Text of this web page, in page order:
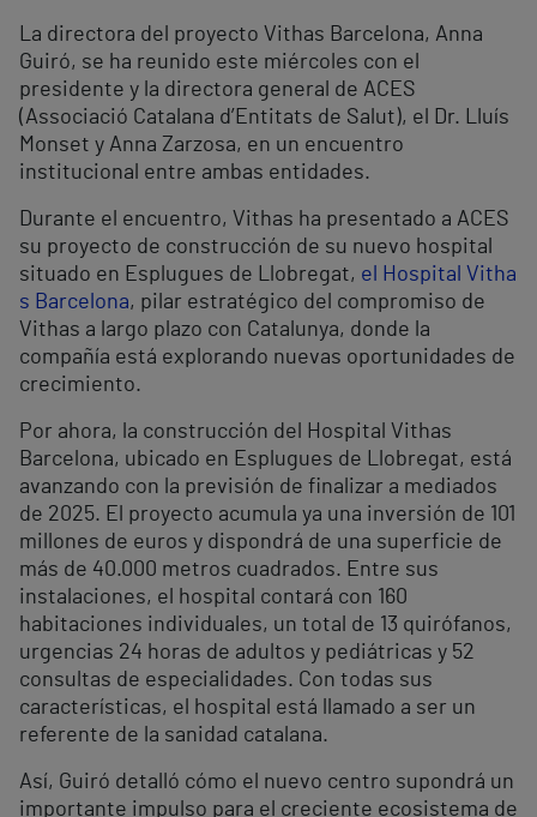
La directora del proyecto Vithas Barcelona, Anna
Guiró, se ha reunido este miércoles con el
presidente y la directora general de ACES
(Associació Catalana d’Entitats de Salut), el Dr. Lluís
Monset y Anna Zarzosa, en un encuentro
institucional entre ambas entidades.
Durante el encuentro, Vithas ha presentado a ACES
su proyecto de construcción de su nuevo hospital
situado en Esplugues de Llobregat, el Hospital Vitha
s Barcelona, pilar estratégico del compromiso de
Vithas a largo plazo con Catalunya, donde la
compañía está explorando nuevas oportunidades de
crecimiento.
Por ahora, la construcción del Hospital Vithas
Barcelona, ubicado en Esplugues de Llobregat, está
avanzando con la previsión de finalizar a mediados
de 2025. El proyecto acumula ya una inversión de 101
millones de euros y dispondrá de una superficie de
más de 40.000 metros cuadrados. Entre sus
instalaciones, el hospital contará con 160
habitaciones individuales, un total de 13 quirófanos,
urgencias 24 horas de adultos y pediátricas y 52
consultas de especialidades. Con todas sus
características, el hospital está llamado a ser un
referente de la sanidad catalana.
Así, Guiró detalló cómo el nuevo centro supondrá un
importante impulso para el creciente ecosistema de